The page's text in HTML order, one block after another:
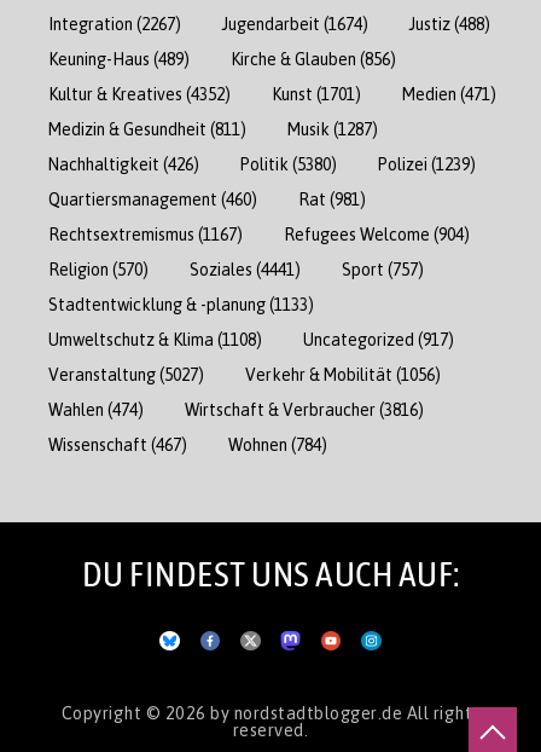
Integration (2267) Jugendarbeit (1674) Justiz(488)
Keuning-Haus (489) Kirche & Glauben (856)
Kultur & Kreatives (4352) Kunst (1701) Medien (471)
Medizin & Gesundheit (811) Musik (1287)
Nachhaltigkeit (426) Politik (5380) Polizei (1239)
Quartiersmanagement (460) Rat (981)
Rechtsextremismus (1167) Refugees Welcome (904)
Religion (570) Soziales (4441) Sport (757)
Stadtentwicklung & -planung(1133)
Umweltschutz & Klima (1108) Uncategorized (917)
Veranstaltung(5027) Verkehr & Mobilität (1056)
Wahlen (474) Wirtschaft & Verbraucher(3816)
Wissenschaft (467) Wohnen (784)
DU FINDEST UNS AUCH AUF:
Copyright © 2026 by nordstadtblogger.de All rights
reserved.